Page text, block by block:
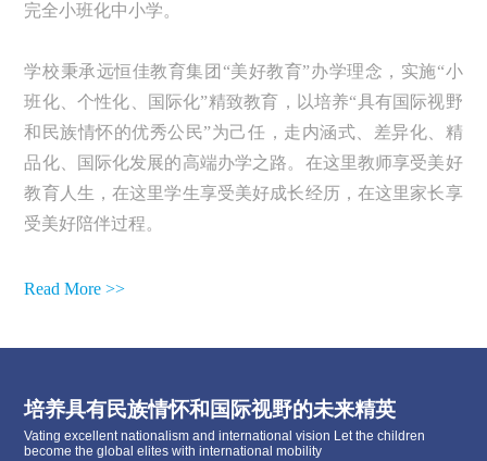
完全小班化中小学。
学校秉承远恒佳教育集团“美好教育”办学理念，实施“小
班化、个性化、国际化”精致教育，以培养“具有国际视野
和民族情怀的优秀公民”为己任，走内涵式、差异化、精
品化、国际化发展的高端办学之路。在这里教师享受美好
教育人生，在这里学生享受美好成长经历，在这里家长享
受美好陪伴过程。
Read More >>
培养具有民族情怀和国际视野的未来精英
Vating excellent nationalism and international vision Let the children
become the global elites with international mobility